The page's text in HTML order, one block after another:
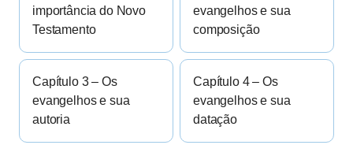
importância do Novo
Testamento
evangelhos e sua
composição
Capítulo 3 – Os
evangelhos e sua
autoria
Capítulo 4 – Os
evangelhos e sua
datação